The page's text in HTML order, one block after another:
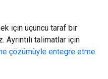
için üçüncü taraf bir
talimatlar için
çözümüyle entegre etme